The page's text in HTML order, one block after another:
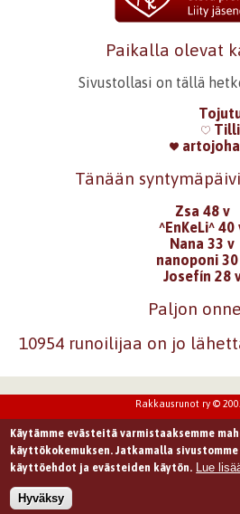
Paikalla olevat
Sivustollasi on tällä
Tilli
Tänään
Zsa 48 v
^EnKeLi^ 40
Nana 33 v
nanoponi 30
Josefín 28
Paljon
10954 runoilijaa on jo
Rakkausrunot ry ©
Käytämme evästeitä varmistaaksemme
käyttökokemuksen. Jatkamalla
käyttöehdot ja evästeiden käytön. Lue
Hyväksy